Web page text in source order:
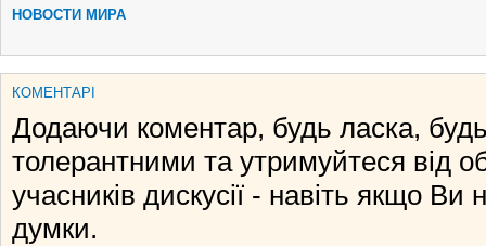
НОВОСТИ МИРА
КОМЕНТАРІ
Додаючи коментар, будь ласка,
толерантними та утримуйтеся від
учасників дискусії - навіть якщо Ви
думки.